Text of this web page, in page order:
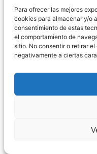
Para ofrecer las mejores
cookies para almacenar y/o
consentimiento de estas
el comportamiento de
sitio. No consentir o retirar
negativamente a ciertas
mantiene ciertos
cónyuge de buena
nulidad.
de